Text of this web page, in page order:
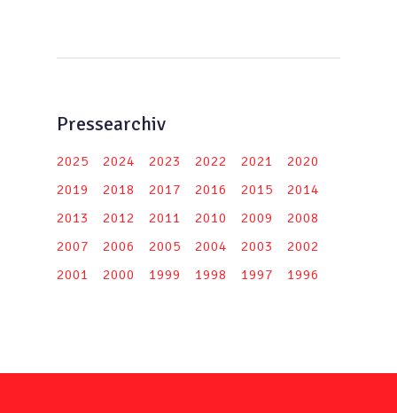
Pressearchiv
2025 2024 2023 2022 2021
2020
2019
2018 2017 2016 2015
2014
2013
2012 2011 2010 2009
2008
2007
2006 2005 2004 2003
2002
2001
2000 1999 1998 1997 1996